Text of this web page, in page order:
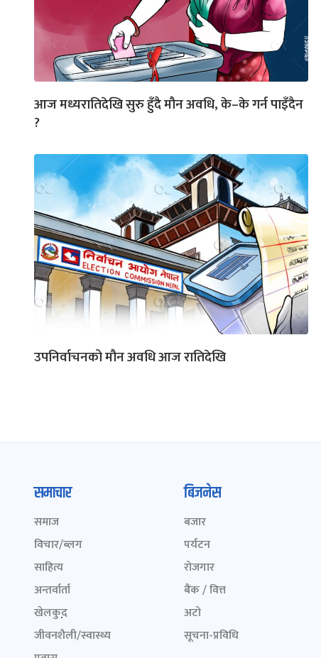
आज मध्यरातिदेखि सुरु हुँदै मौन अवधि, के–के गर्न पाइँदैन
?
उपनिर्वाचनको मौन अवधि आज रातिदेखि
समाचार
समाज
विचार/ब्लग
साहित्य
अन्तर्वार्ता
खेलकुद़़
जीवनशैली/स्वास्थ्य
बिजनेस
बजार
पर्यटन
रोजगार
बैंक / वित्त
अटो
सूचना-प्रविधि